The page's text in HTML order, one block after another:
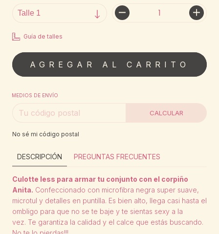
Guía de talles
MEDIOS DE ENVÍO
CALCULAR
No sé mi código postal
DESCRIPCIÓN PREGUNTAS FRECUENTES
Culotte less para armar tu conjunto con el corpiño
Anita. Confeccionado con microfibra negra super suave,
microtul y detalles en puntilla. Es bien alto, llega casi hasta el
ombligo para que no se te baje y te sientas sexy a la
vez. Te garantiza la calidad y el calce que estás buscando.